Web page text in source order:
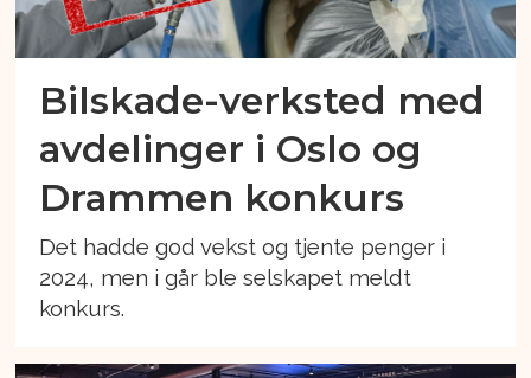
Bilskade-verksted med
avdelinger i Oslo og
Drammen konkurs
Det hadde god vekst og tjente penger i
2024, men i går ble selskapet meldt
konkurs.